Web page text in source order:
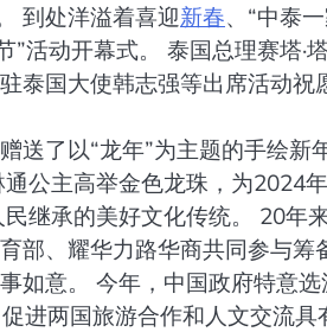
到处洋溢着喜迎新春、“中泰
活动开幕式。 泰国总理赛塔·
国大使韩志强等出席活动祝
送了以“龙年”为主题的手绘新
公主高举金色龙珠，为2024
继承的美好文化传统。 20年
、耀华力路华商共同参与筹
如意。 今年，中国政府特意
进两国旅游合作和人文交流具